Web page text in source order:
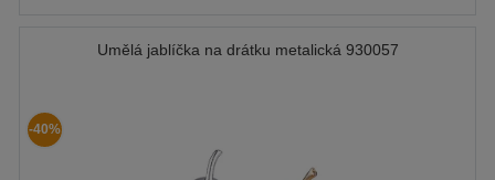
Umělá jablíčka na drátku metalická 930057
-40%